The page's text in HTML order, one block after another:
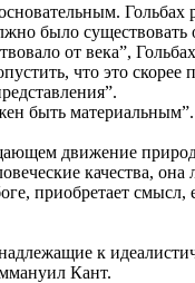
Гольбах
было существовать
от века”,
что это
быть материальным”.
движение
качества,
приобретает
к
Кант.